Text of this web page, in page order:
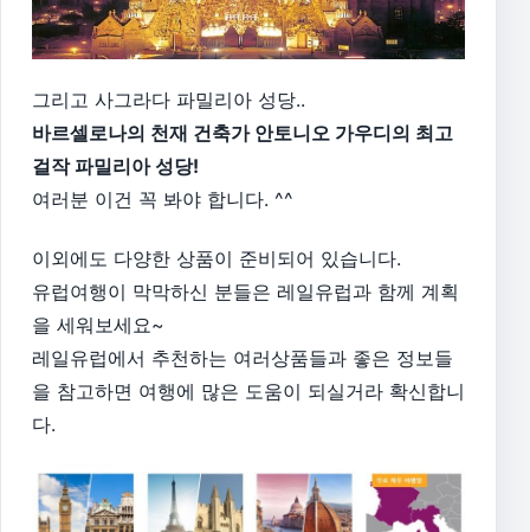
그리고 사그라다 파밀리아 성당..
바르셀로나의 천재 건축가 안토니오 가우디의 최고
걸작 파밀리아 성당!
여러분 이건 꼭 봐야 합니다. ^^
이외에도 다양한 상품이 준비되어 있습니다.
유럽여행이 막막하신 분들은 레일유럽과 함께 계획
을 세워보세요~
레일유럽에서 추천하는 여러상품들과 좋은 정보들
을 참고하면 여행에 많은 도움이 되실거라 확신합니
다.